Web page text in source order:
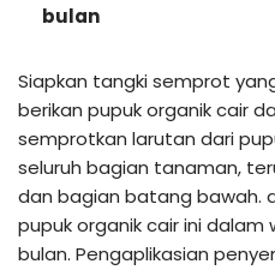
bulan
Siapkan tangki semprot
berikan pupuk organik cair
semprotkan larutan dari
seluruh bagian tanaman,
dan bagian batang bawah.
pupuk organik cair ini dalam
bulan. Pengaplikasian